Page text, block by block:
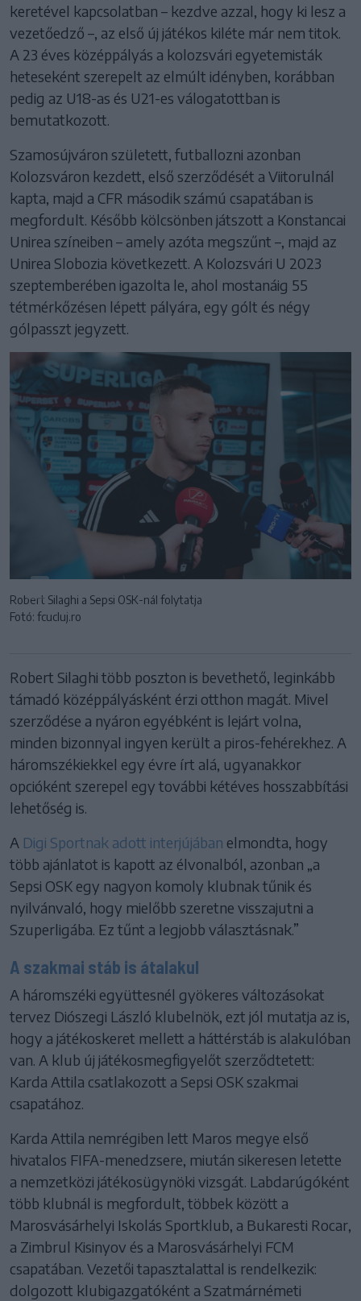
keretével kapcsolatban – kezdve azzal, hogy ki lesz a
vezetőedző –, az első új játékos kiléte már nem titok.
A 23 éves középpályás a kolozsvári egyetemisták
heteseként szerepelt az elmúlt idényben, korábban
pedig az U18-as és U21-es válogatottban is
bemutatkozott.
Szamosújváron született, futballozni azonban
Kolozsváron kezdett, első szerződését a Viitorulnál
kapta, majd a CFR második számú csapatában is
megfordult. Később kölcsönben játszott a Konstancai
Unirea színeiben – amely azóta megszűnt –, majd az
Unirea Slobozia következett. A Kolozsvári U 2023
szeptemberében igazolta le, ahol mostanáig 55
tétmérkőzésen lépett pályára, egy gólt és négy
gólpasszt jegyzett.
Robert Silaghi a Sepsi OSK-nál folytatja
Fotó: fcucluj.ro
Robert Silaghi több poszton is bevethető, leginkább
támadó középpályásként érzi otthon magát. Mivel
szerződése a nyáron egyébként is lejárt volna,
minden bizonnyal ingyen került a piros-fehérekhez. A
háromszékiekkel egy évre írt alá, ugyanakkor
opcióként szerepel egy további kétéves hosszabbítási
lehetőség is.
A Digi Sportnak adott interjújában elmondta, hogy
több ajánlatot is kapott az élvonalból, azonban „a
Sepsi OSK egy nagyon komoly klubnak tűnik és
nyilvánvaló, hogy mielőbb szeretne visszajutni a
Szuperligába. Ez tűnt a legjobb választásnak.”
A szakmai stáb is átalakul
A háromszéki együttesnél gyökeres változásokat
tervez Diószegi László klubelnök, ezt jól mutatja az is,
hogy a játékoskeret mellett a háttérstáb is alakulóban
van. A klub új játékosmegfigyelőt szerződtetett:
Karda Attila csatlakozott a Sepsi OSK szakmai
csapatához.
Karda Attila nemrégiben lett Maros megye első
hivatalos FIFA-menedzsere, miután sikeresen letette
a nemzetközi játékosügynöki vizsgát. Labdarúgóként
több klubnál is megfordult, többek között a
Marosvásárhelyi Iskolás Sportklub, a Bukaresti Rocar,
a Zimbrul Kisinyov és a Marosvásárhelyi FCM
csapatában. Vezetői tapasztalattal is rendelkezik:
dolgozott klubigazgatóként a Szatmárnémeti